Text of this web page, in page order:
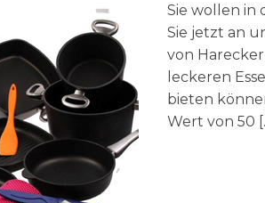
Sie wollen in
Sie jetzt an
von
leckeren
bieten
Wert von 50